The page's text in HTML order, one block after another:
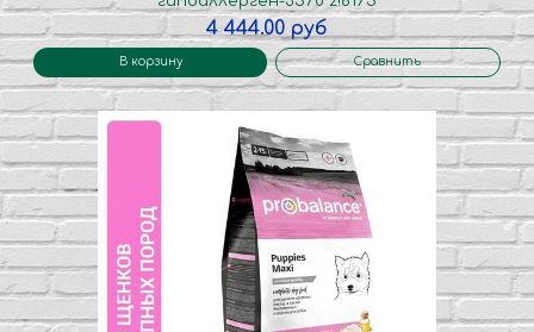
4 444.00 руб
В корзину Сравнить